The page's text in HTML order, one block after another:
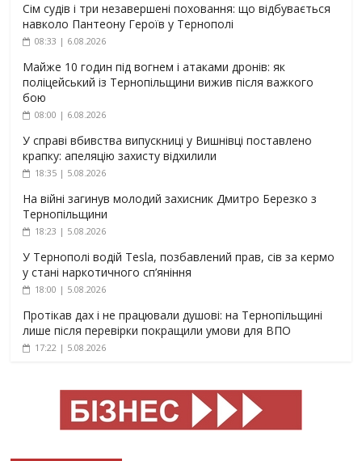
Сім судів і три незавершені поховання: що відбувається
навколо Пантеону Героїв у Тернополі
08:33 | 6.08.2026
Майже 10 годин під вогнем і атаками дронів: як
поліцейський із Тернопільщини вижив після важкого
бою
08:00 | 6.08.2026
У справі вбивства випускниці у Вишнівці поставлено
крапку: апеляцію захисту відхилили
18:35 | 5.08.2026
На війні загинув молодий захисник Дмитро Березко з
Тернопільщини
18:23 | 5.08.2026
У Тернополі водій Tesla, позбавлений прав, сів за кермо
у стані наркотичного сп’яніння
18:00 | 5.08.2026
Протікав дах і не працювали душові: на Тернопільщині
лише після перевірки покращили умови для ВПО
17:22 | 5.08.2026